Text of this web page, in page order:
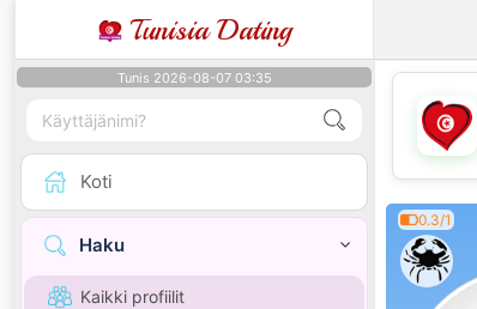
Tunisia Dating
Tunis 2026-08-07 03:35
Koti
Haku
Kaikki profiilit
0.3/1